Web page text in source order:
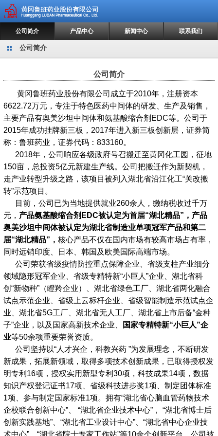
公司简介 产品中心 新闻中心 联系我们
公司简介
公司简介
黄冈鲁班药业股份有限公司成立于2010年，注册资本
6622.72万元，专注于特色医药中间体的研发、生产及销售，
主要产品有奥美沙坦中间体和氨基酸缩合剂EDC等。公司于
2015年成功挂牌新三板，2017年进入新三板创新层，证券简
称：鲁班药业，证券代码：833160。
2018年，公司响应各级政府号召搬迁至黄冈化工园，征地
150亩，总投资5亿元新建生产线。公司把搬迁作为新契机，
走产业转型升级之路，该项目被列入湖北省沿江化工“关改搬
转”示范项目。
目前，公司已为当地提供就业260余人，缴纳税收过千万
元， 产品氨基酸缩合剂 EDC被认定为首届“湖北精品”， 产品
奥美沙坦中间体被认定为湖北省制造业单项冠军产品和第二
届“湖北精品”， 核心产品不仅在国内市场有较高市场占有率，
同时远销印度、日本、韩国及欧美国际高端市场。
公司荣获省级疫情防控重点保障企业、省级支柱产业细分
领域隐形冠军企业、省级专精特新“小巨人”企业、湖北省科
创“新物种”（瞪羚企业）、湖北省绿色工厂、湖北省两化融合
试点示范企业、省级上云标杆企业、省级智能制造示范试点企
业、湖北省5G工厂、湖北省无人工厂、湖北省上市后备“金种
子”企业，以及国家高新技术企业、
国家专精特新“小巨人”企
业等50余项重要荣誉资质。
公司坚持以“人才兴企，科教兴药 ”为发展理念，不断研发
新成果，拓展新领域，取得多项技术创新成果，已取得授权发
明专利16项，授权实用新型专利30项，科技成果14项，数据
知识产权登记证书17项、省级科技进步奖1项、制定团体标准
1项、参与制定国家标准1项。拥有“湖北省心脑血管药物技术
企校联合创新中心”、 “湖北省企业技术中心”， “湖北省博士后
创新实践基地”、“湖北省工业设计中心”、“湖北省中心企业技
术中心”、“湖北省院士专家工作站”等10余个创新平台，公司被